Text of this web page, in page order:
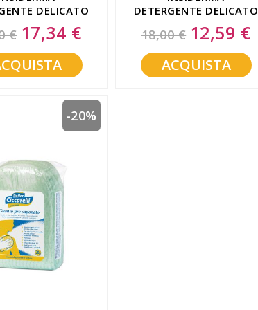
DELICATO
500 ML
€ Special
Price
17,34 €
DETERGENTE DELICATO
250 ML
18,00 € Special
Price
12,59 €
ACQUISTA
-20%